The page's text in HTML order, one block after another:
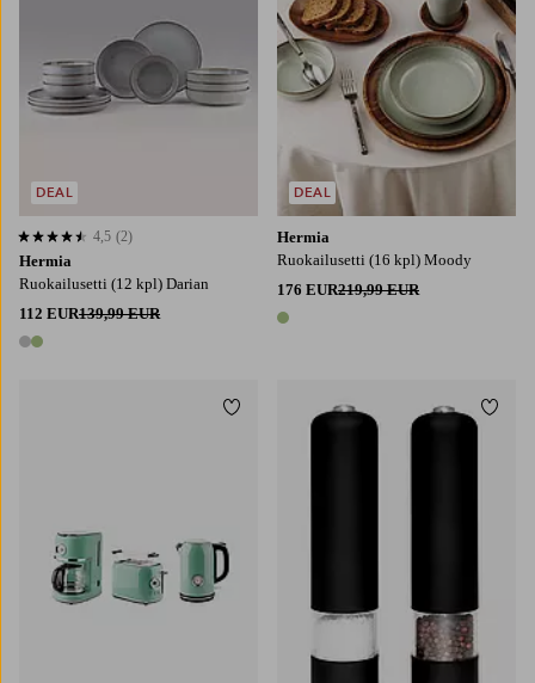
Hermia
Ruokailusetti (12 kpl) Darian
112 EUR139,99 EUR
2 värejä
4,5 perustuen 2 arvosanaan
4,5 (2)
DEAL
Hermia
Ruokailusetti (16 kpl) Moody
176 EUR219,99 EUR
1 väri
DEAL
Lisää suosikkeihin